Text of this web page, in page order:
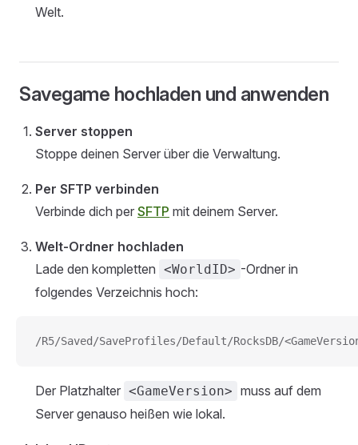
Welt.
Savegame hochladen und anwenden
Server stoppen
Stoppe deinen Server über die Verwaltung.
Per SFTP verbinden
Verbinde dich per SFTP mit deinem Server.
Welt-Ordner hochladen
Lade den kompletten <WorldID> -Ordner in
folgendes Verzeichnis hoch:
/R5/Saved/SaveProfiles/Default/RocksDB/
Der Platzhalter <GameVersion> muss auf dem
Server genauso heißen wie lokal.